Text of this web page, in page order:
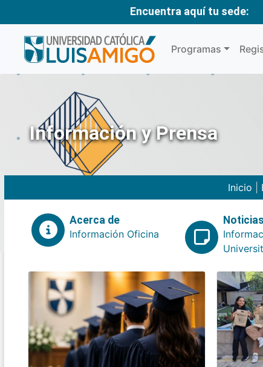
Encuentra aquí tu sede:
Programas
Información y Prensa
Inicio
Acerca de
Información Oficina
Noticias